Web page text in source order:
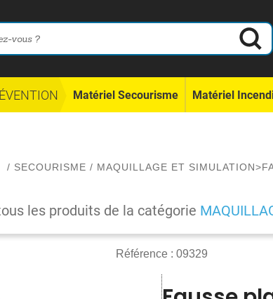
Matériel Secourisme Matériel
/ SECOURISME / MAQUILLAGE ET SIMULATION>
les produits de la catégorie
Référence : 09329